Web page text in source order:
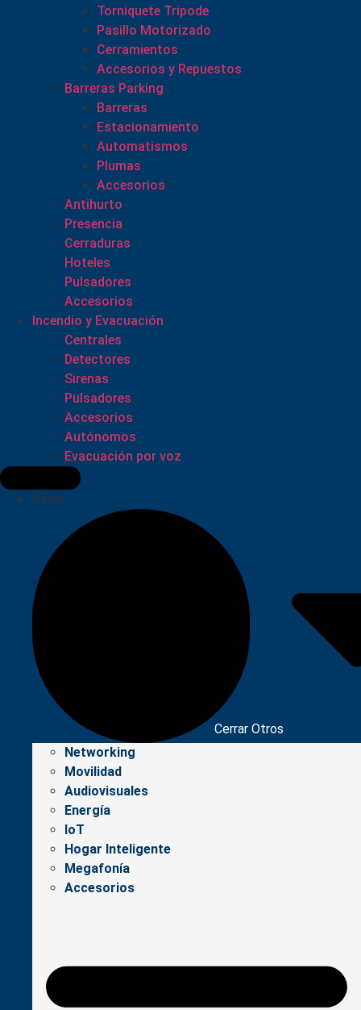
Torniquete Tripode
Pasillo Motorizado
Cerramientos
Accesorios y Repuestos
Barreras Parking
Barreras
Estacionamiento
Automatismos
Plumas
Accesorios
Antihurto
Presencia
Cerraduras
Hoteles
Pulsadores
Accesorios
Incendio y Evacuación
Centrales
Detectores
Sirenas
Pulsadores
Accesorios
Autónomos
Evacuación por voz
Otros
Cerrar Otros
Networking
Movilidad
Audiovisuales
Energía
IoT
Hogar Inteligente
Megafonía
Accesorios